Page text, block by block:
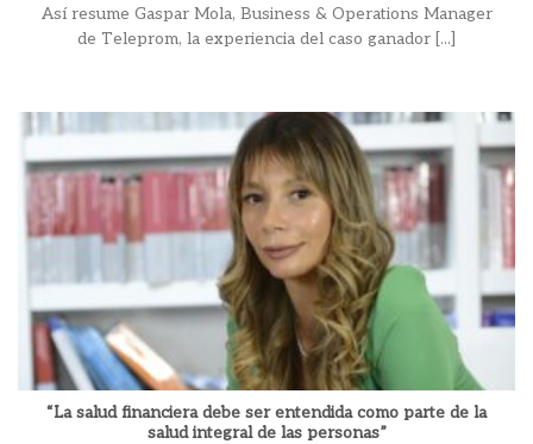
Así resume Gaspar Mola, Business & Operations Manager
de Teleprom, la experiencia del caso ganador [...]
“La salud financiera debe ser entendida como parte de la
salud integral de las personas”